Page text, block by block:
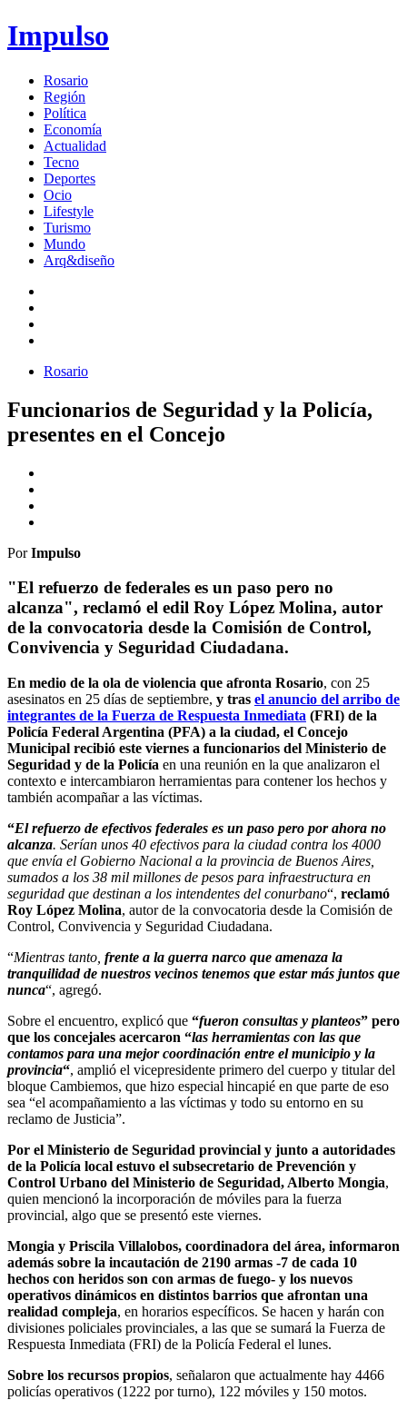
Impulso
Rosario
Región
Política
Economía
Actualidad
Tecno
Deportes
Ocio
Lifestyle
Turismo
Mundo
Arq&diseño
Rosario
Funcionarios de Seguridad y la Policía,
presentes en el Concejo
PorImpulso
"El refuerzo de federales es un paso pero no
alcanza", reclamó el edil Roy López Molina, autor
de la convocatoria desde la Comisión de Control,
Convivencia y Seguridad Ciudadana.
En medio de la ola de violencia que afronta Rosario, con 25
asesinatos en 25 días de septiembre, y tras el anuncio del arribo de
integrantes de la Fuerza de Respuesta Inmediata (FRI) de la
Policía Federal Argentina (PFA) a la ciudad, el Concejo
Municipal recibió este viernes a funcionarios del Ministerio de
Seguridad y de la Policía en una reunión en la que analizaron el
contexto e intercambiaron herramientas para contener los hechos y
también acompañar a las víctimas.
“El refuerzo de efectivos federales es un paso pero por ahora no
alcanza. Serían unos 40 efectivos para la ciudad contra los 4000
que envía el Gobierno Nacional a la provincia de Buenos Aires,
sumados a los 38 mil millones de pesos para infraestructura en
seguridad que destinan a los intendentes del conurbano“, reclamó
Roy López Molina, autor de la convocatoria desde la Comisión de
Control, Convivencia y Seguridad Ciudadana.
“Mientras tanto, frente a la guerra narco que amenaza la
tranquilidad de nuestros vecinos tenemos que estar más juntos que
nunca“, agregó.
Sobre el encuentro, explicó que “fueron consultas y planteos” pero
que los concejales acercaron “las herramientas con las que
contamos para una mejor coordinación entre el municipio y la
provincia“, amplió el vicepresidente primero del cuerpo y titular del
bloque Cambiemos, que hizo especial hincapié en que parte de eso
sea “el acompañamiento a las víctimas y todo su entorno en su
reclamo de Justicia”.
Por el Ministerio de Seguridad provincial y junto a autoridades
de la Policía local estuvo el subsecretario de Prevención y
Control Urbano del Ministerio de Seguridad, Alberto Mongia,
quien mencionó la incorporación de móviles para la fuerza
provincial, algo que se presentó este viernes.
Mongia y Priscila Villalobos, coordinadora del área, informaron
además sobre la incautación de 2190 armas -7 de cada 10
hechos con heridos son con armas de fuego- y los nuevos
operativos dinámicos en distintos barrios que afrontan una
realidad compleja, en horarios específicos. Se hacen y harán con
divisiones policiales provinciales, a las que se sumará la Fuerza de
Respuesta Inmediata (FRI) de la Policía Federal el lunes.
Sobre los recursos propios, señalaron que actualmente hay 4466
policías operativos (1222 por turno), 122 móviles y 150 motos.